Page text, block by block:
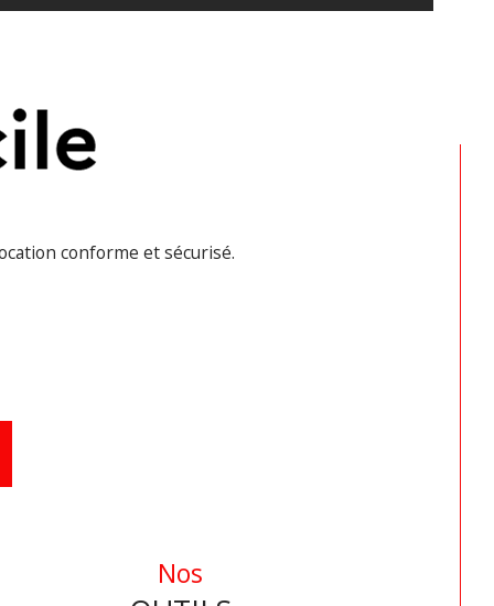
détecteur de fumée.
600€00 – Frais agence 576€00
sur notre site internet
d'agences FCI IMMOBILIER."
conforme et sécurisé.
Nos